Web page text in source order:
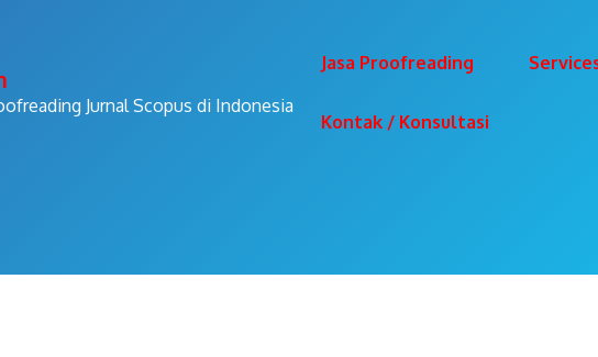
Jurnal Scopus di Indonesia
Jasa Proofreading
Kontak / Konsultasi